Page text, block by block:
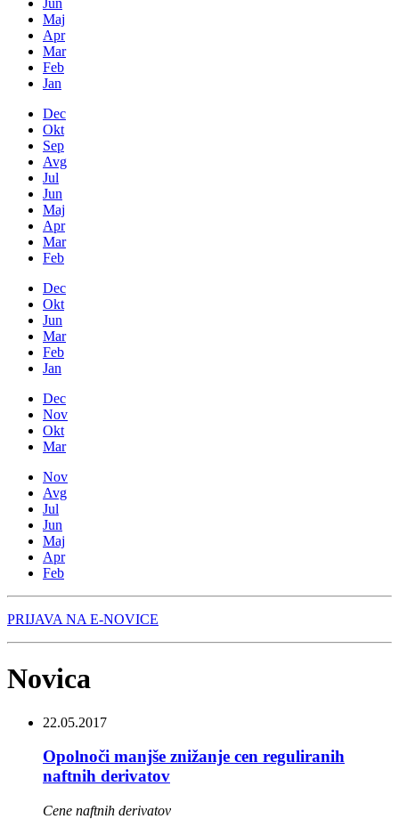
Maj
Apr
Mar
Feb
Jan
Dec
Okt
Sep
Avg
Jul
Jun
Maj
Apr
Mar
Feb
Dec
Okt
Jun
Mar
Feb
Jan
Dec
Nov
Okt
Mar
Nov
Avg
Jul
Jun
Maj
Apr
Feb
PRIJAVA NA E-NOVICE
Novica
22.05.2017
Opolnoči manjše znižanje cen reguliranih
naftnih derivatov
Cene naftnih derivatov